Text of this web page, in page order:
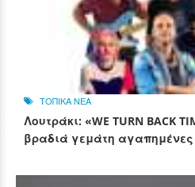
ΤΟΠΙΚΑ ΝΕΑ
Λουτράκι: «WE TURN BACK
βραδιά γεμάτη αγαπημένες